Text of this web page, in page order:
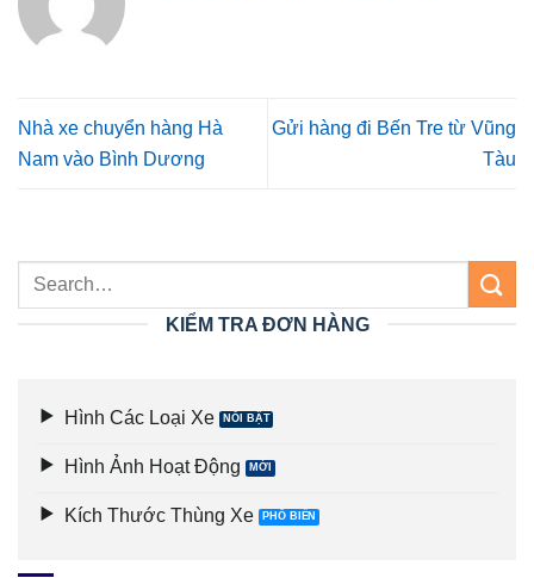
Nhà xe chuyển hàng Hà
Nam vào Bình Dương
Gửi hàng đi Bến Tre từ Vũng
Tàu
KIỂM TRA ĐƠN HÀNG
Hình Các Loại Xe
Hình Ảnh Hoạt Động
Kích Thước Thùng Xe